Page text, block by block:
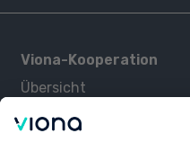
Viona-Kooperation
Übersicht
Kurse